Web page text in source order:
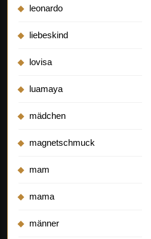
leonardo
liebeskind
lovisa
luamaya
mädchen
magnetschmuck
mam
mama
männer